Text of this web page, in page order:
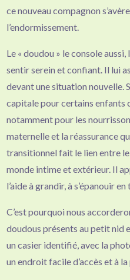
ce nouveau compagnon
l’endormissement.
Le « doudou » le console
sentir serein et confiant. Il lui
devant une situation nouvelle.
capitale pour certains enfants
notamment pour les
maternelle et la réassurance
transitionnel fait le lien entre le
monde intime et extérieur. Il
l’aide à grandir, à s’épanouir
C’est pourquoi nous
doudous présents au petit nid
un casier identifié, avec la
un endroit facile d’accès et à